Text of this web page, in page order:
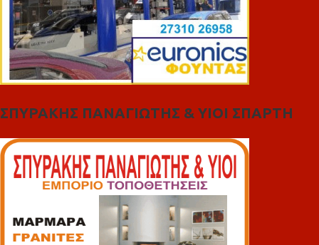
ΣΠΥΡΑΚΗΣ ΠΑΝΑΓΙΩΤΗΣ & YIOI ΣΠΑΡΤΗ